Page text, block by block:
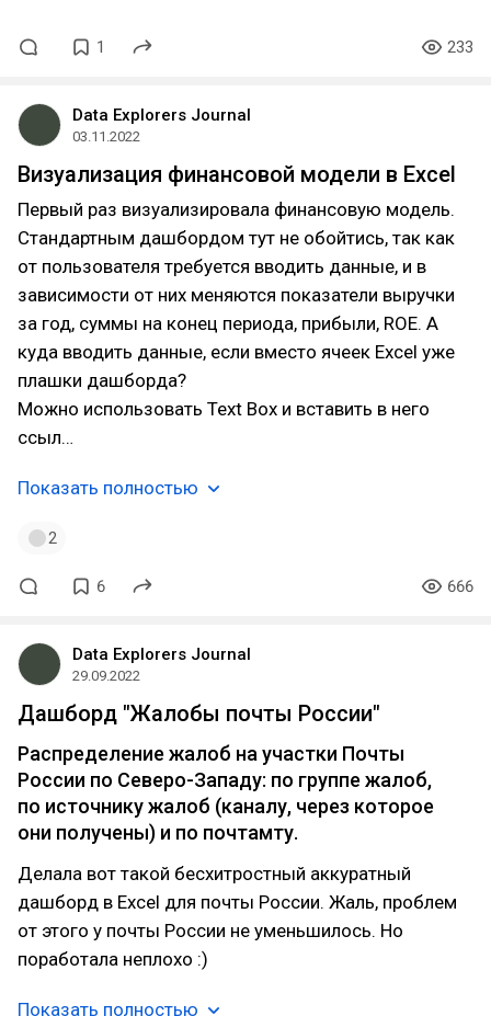
1 233
Data Explorers Journal
03.11.2022
Визуализация финансовой модели в Excel
Первый раз визуализировала финансовую модель.
Стандартным дашбордом тут не обойтись, так как
от пользователя требуется вводить данные, и в
зависимости от них меняются показатели выручки
за год, суммы на конец периода, прибыли, ROE. А
куда вводить данные, если вместо ячеек Excel уже
плашки дашборда?
Можно использовать Text Box и вставить в него
ссыл…
Показать полностью
2
6 666
Data Explorers Journal
29.09.2022
Дашборд "Жалобы почты России"
Распределение жалоб на участки Почты
России по Северо-Западу: по группе жалоб,
по источнику жалоб (каналу, через которое
они получены) и по почтамту.
Делала вот такой бесхитростный аккуратный
дашборд в Excel для почты России. Жаль, проблем
от этого у почты России не уменьшилось. Но
поработала неплохо :)
Показать полностью